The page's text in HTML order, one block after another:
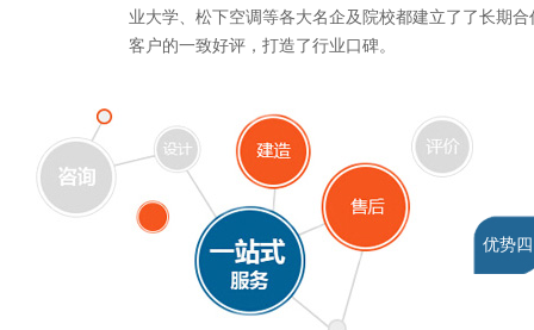
业大学、松下空调等各大名企及院校都建立了了长期合
客户的一致好评，打造了行业口碑。
优势四